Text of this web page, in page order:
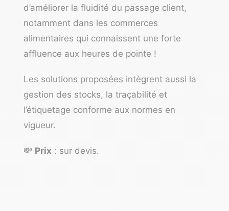
d’améliorer la fluidité du passage client,
notamment dans les commerces
alimentaires qui connaissent une forte
affluence aux heures de pointe !
Les solutions proposées intègrent aussi la
gestion des stocks, la traçabilité et
l’étiquetage conforme aux normes en
vigueur.
💸 Prix : sur devis.